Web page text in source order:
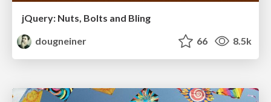
jQuery: Nuts, Bolts and Bling
dougneiner
66 8.5k